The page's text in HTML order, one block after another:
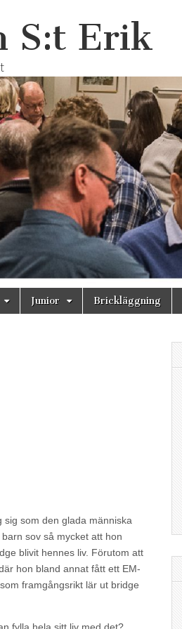
S:t Erik
Junior Brickläggning
som den glada människa
sov så mycket att hon
blivit hennes liv. Förutom att
hon bland annat fått ett EM-
framgångsrikt lär ut bridge
fylla hela sitt liv med det?